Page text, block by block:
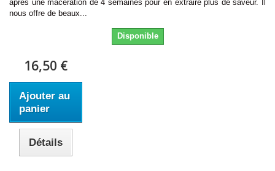
après une macération de 4 semaines pour en extraire plus de saveur. Il
nous offre de beaux...
Disponible
16,50 €
Ajouter au
panier
Détails